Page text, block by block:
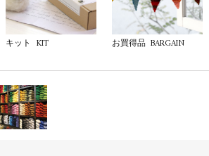
キット KIT お買得品 BARGAIN